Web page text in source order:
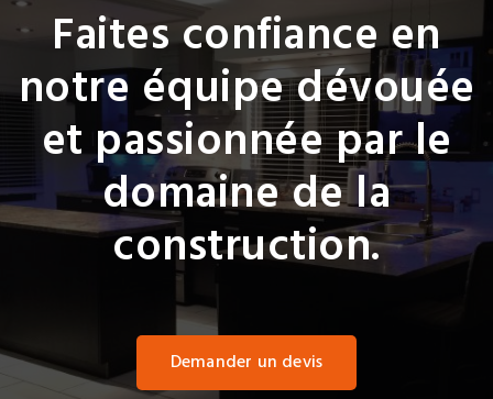
Faites confiance en
notre équipe dévouée
et passionnée par le
domaine de la
construction.
Demander un devis